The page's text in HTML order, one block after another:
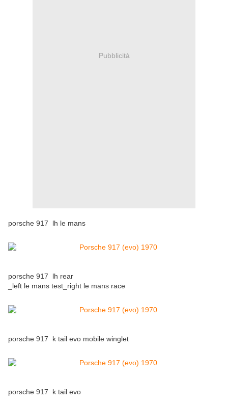
Pubblicità
porsche 917 lh le mans
porsche 917 lh rear
_left le mans test_right le mans race
porsche 917 k tail evo mobile winglet
porsche 917 k tail evo